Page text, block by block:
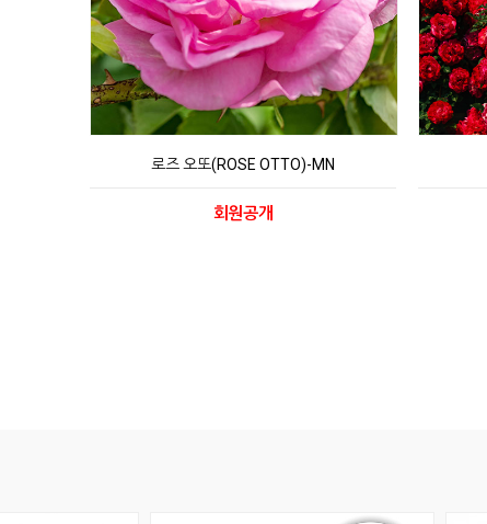
로즈 오또(ROSE OTTO)-MN
회원공개